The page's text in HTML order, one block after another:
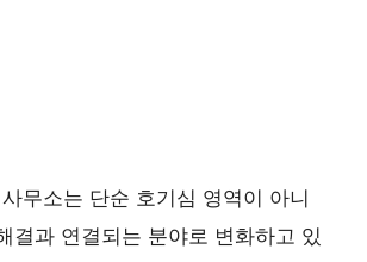
무소는 단순 호기심 영역이 아니
결과 연결되는 분야로 변화하고 있